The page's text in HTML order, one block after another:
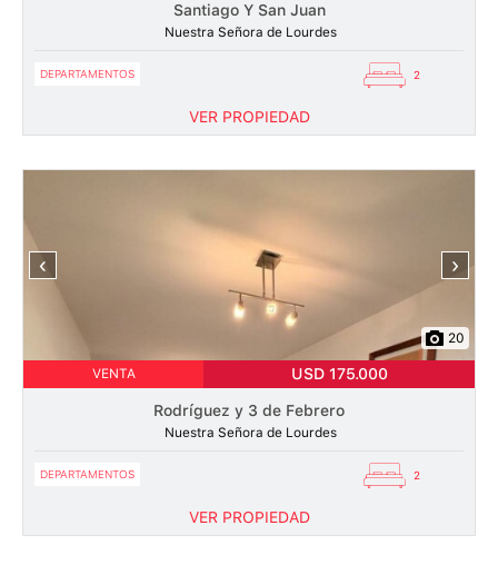
Santiago Y San Juan
Nuestra Señora de Lourdes
DEPARTAMENTOS 2
VER PROPIEDAD
‹ ›
20
VENTA USD 175.000
Rodríguez y 3 de Febrero
Nuestra Señora de Lourdes
DEPARTAMENTOS 2
VER PROPIEDAD